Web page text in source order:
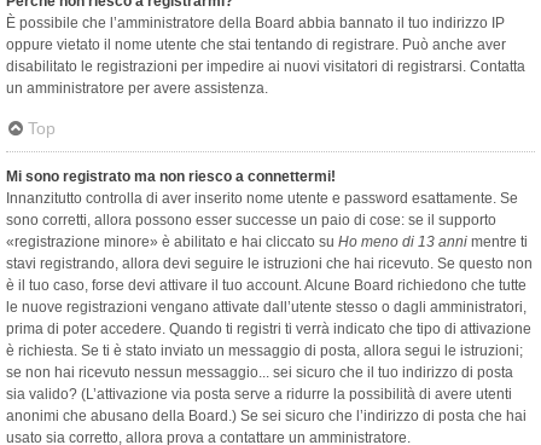
È possibile che l’amministratore della Board abbia bannato il tuo indirizzo IP
oppure vietato il nome utente che stai tentando di registrare. Può anche aver
disabilitato le registrazioni per impedire ai nuovi visitatori di registrarsi. Contatta
un amministratore per avere assistenza.
Top
Mi sono registrato ma non riesco a connettermi!
Innanzitutto controlla di aver inserito nome utente e password esattamente. Se
sono corretti, allora possono esser successe un paio di cose: se il supporto
«registrazione minore» è abilitato e hai cliccato su Ho meno di 13 anni mentre ti
stavi registrando, allora devi seguire le istruzioni che hai ricevuto. Se questo non
è il tuo caso, forse devi attivare il tuo account. Alcune Board richiedono che tutte
le nuove registrazioni vengano attivate dall’utente stesso o dagli amministratori,
prima di poter accedere. Quando ti registri ti verrà indicato che tipo di attivazione
è richiesta. Se ti è stato inviato un messaggio di posta, allora segui le istruzioni;
se non hai ricevuto nessun messaggio... sei sicuro che il tuo indirizzo di posta
sia valido? (L’attivazione via posta serve a ridurre la possibilità di avere utenti
anonimi che abusano della Board.) Se sei sicuro che l’indirizzo di posta che hai
usato sia corretto, allora prova a contattare un amministratore.